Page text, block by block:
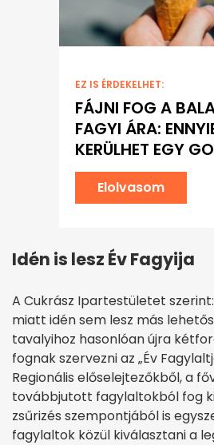
EZ IS ÉRDEKELHET:
FÁJNI FOG A
FAGYI ÁRA:
KERÜLHET EGY
Elolvasom
Idén is lesz Év Fagyija
A Cukrász Ipartestületet
miatt idén sem lesz más
tavalyihoz hasonlóan újra
fognak szervezni az „Év
Regionális előselejtezőkből, a
továbbjutott fagylaltokból fog
zsűrizés szempontjából is
fagylaltok közül kiválasztani a